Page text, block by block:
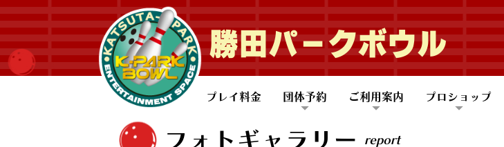
勝田パークボウル
プレイ料金 団体予約 ご利用案内 プロショップ
フォトギャラリー report